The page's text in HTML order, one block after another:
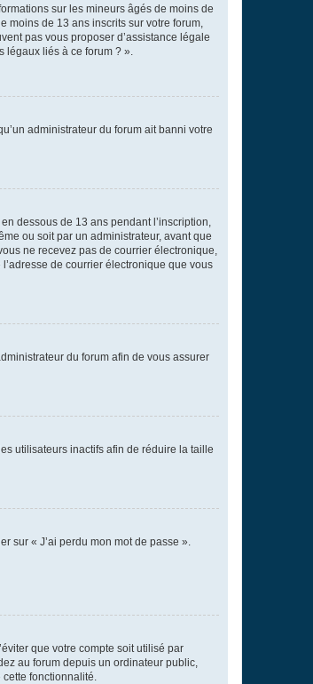
sur les mineurs âgés de moins de
moins de 13 ans inscrits sur votre forum,
pas vous proposer d’assistance légale
légaux liés à ce forum ? ».
administrateur du forum ait banni votre
dessous de 13 ans pendant l’inscription,
ou soit par un administrateur, avant que
ne recevez pas de courrier électronique,
de courrier électronique que vous
du forum afin de vous assurer
utilisateurs inactifs afin de réduire la taille
sur « J’ai perdu mon mot de passe ».
que votre compte soit utilisé par
au forum depuis un ordinateur public,
fonctionnalité.